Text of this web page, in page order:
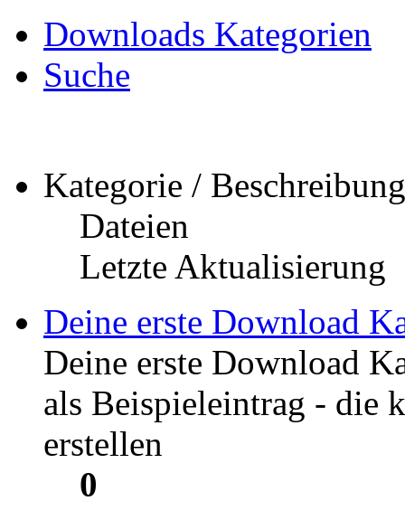
Downloads Kategorien
Suche
Kategorie / Beschreibung
Dateien
Letzte Aktualisierung
Deine erste Download
Deine erste Download
als Beispieleintrag - die
erstellen
0